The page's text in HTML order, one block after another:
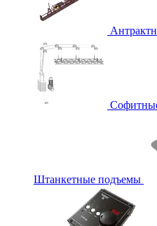
Штанкетные подъемы